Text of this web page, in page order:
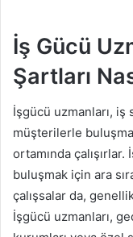
İş Gücü
Şartları
İşgücü uzmanları, iş
müşterilerle
ortamında
buluşmak için ara
çalışsalar da,
İşgücü uzmanları,